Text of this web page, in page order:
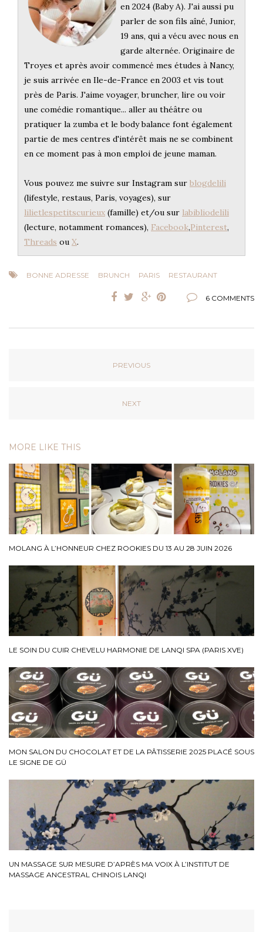
en 2024 (Baby A). J'ai aussi pu
parler de son fils aîné, Junior,
19 ans, qui a vécu avec nous en
garde alternée. Originaire de
Troyes et après avoir commencé mes études à Nancy,
je suis arrivée en Ile-de-France en 2003 et vis tout
près de Paris. J'aime voyager, bruncher, lire ou voir
une comédie romantique... aller au théâtre ou
pratiquer la zumba et le body balance font également
partie de mes centres d'intérêt mais ne se combinent
en ce moment pas à mon emploi de jeune maman.
Vous pouvez me suivre sur Instagram sur blogdelili
(lifestyle, restaus, Paris, voyages), sur
lilietlespetitscurieux (famille) et/ou sur labibliodelili
(lecture, notamment romances), Facebook,Pinterest,
Threads ou X.
BONNE ADRESSE BRUNCH PARIS RESTAURANT
6 COMMENTS
PREVIOUS
NEXT
MORE LIKE THIS
MOLANG À L’HONNEUR CHEZ ROOKIES DU 13 AU 28 JUIN 2026
LE SOIN DU CUIR CHEVELU HARMONIE DE LANQI SPA (PARIS XVE)
MON SALON DU CHOCOLAT ET DE LA PÂTISSERIE 2025 PLACÉ SOUS
LE SIGNE DE GÜ
UN MASSAGE SUR MESURE D’APRÈS MA VOIX À L’INSTITUT DE
MASSAGE ANCESTRAL CHINOIS LANQI